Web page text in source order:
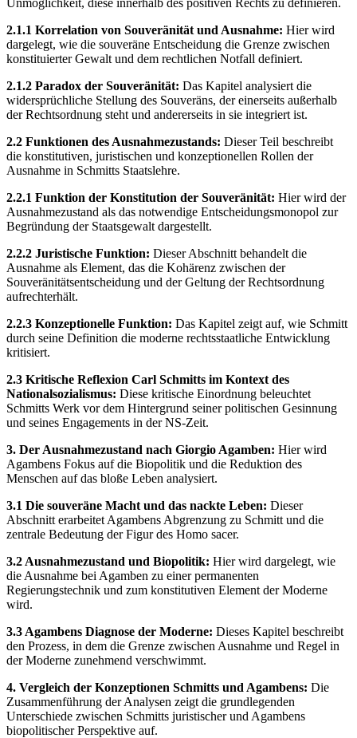
Unmöglichkeit, diese innerhalb des positiven Rechts zu definieren.
2.1.1 Korrelation von Souveränität und Ausnahme: Hier wird
dargelegt, wie die souveräne Entscheidung die Grenze zwischen
konstituierter Gewalt und dem rechtlichen Notfall definiert.
2.1.2 Paradox der Souveränität: Das Kapitel analysiert die
widersprüchliche Stellung des Souveräns, der einerseits außerhalb
der Rechtsordnung steht und andererseits in sie integriert ist.
2.2 Funktionen des Ausnahmezustands: Dieser Teil beschreibt
die konstitutiven, juristischen und konzeptionellen Rollen der
Ausnahme in Schmitts Staatslehre.
2.2.1 Funktion der Konstitution der Souveränität: Hier wird der
Ausnahmezustand als das notwendige Entscheidungsmonopol zur
Begründung der Staatsgewalt dargestellt.
2.2.2 Juristische Funktion: Dieser Abschnitt behandelt die
Ausnahme als Element, das die Kohärenz zwischen der
Souveränitätsentscheidung und der Geltung der Rechtsordnung
aufrechterhält.
2.2.3 Konzeptionelle Funktion: Das Kapitel zeigt auf, wie Schmitt
durch seine Definition die moderne rechtsstaatliche Entwicklung
kritisiert.
2.3 Kritische Reflexion Carl Schmitts im Kontext des
Nationalsozialismus: Diese kritische Einordnung beleuchtet
Schmitts Werk vor dem Hintergrund seiner politischen Gesinnung
und seines Engagements in der NS-Zeit.
3. Der Ausnahmezustand nach Giorgio Agamben: Hier wird
Agambens Fokus auf die Biopolitik und die Reduktion des
Menschen auf das bloße Leben analysiert.
3.1 Die souveräne Macht und das nackte Leben: Dieser
Abschnitt erarbeitet Agambens Abgrenzung zu Schmitt und die
zentrale Bedeutung der Figur des Homo sacer.
3.2 Ausnahmezustand und Biopolitik: Hier wird dargelegt, wie
die Ausnahme bei Agamben zu einer permanenten
Regierungstechnik und zum konstitutiven Element der Moderne
wird.
3.3 Agambens Diagnose der Moderne: Dieses Kapitel beschreibt
den Prozess, in dem die Grenze zwischen Ausnahme und Regel in
der Moderne zunehmend verschwimmt.
4. Vergleich der Konzeptionen Schmitts und Agambens: Die
Zusammenführung der Analysen zeigt die grundlegenden
Unterschiede zwischen Schmitts juristischer und Agambens
biopolitischer Perspektive auf.